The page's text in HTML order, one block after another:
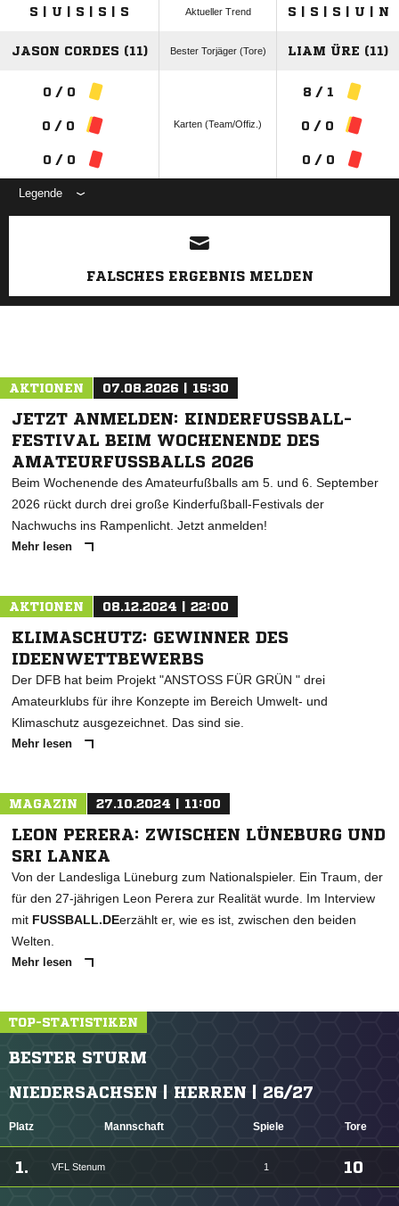
S | U | S | S | S Aktueller Trend S | S | S | U | N
JASON CORDES (11) Bester Torjäger (Tore) LIAM ÜRE (11)
0 / 0
0 / 0
0 / 0
Karten (Team/Offiz.)
8 / 1
0 / 0
0 / 0
Legende
ANZEIGE
FALSCHES ERGEBNIS MELDEN
AKTIONEN 07.08.2026 | 15:30
JETZT ANMELDEN: KINDERFUSSBALL-F
ESTIVAL BEIM WOCHENENDE DES A
MATEURFUSSBALLS 2026
Beim Wochenende des Amateurfußballs am 5. und 6. September
2026 rückt durch drei große Kinderfußball-Festivals der
Nachwuchs ins Rampenlicht. Jetzt anmelden!
Mehr lesen
AKTIONEN 08.12.2024 | 22:00
KLIMASCHUTZ: GEWINNER DES
IDEENWETTBEWERBS
Der DFB hat beim Projekt "ANSTOSS FÜR GRÜN " drei
Amateurklubs für ihre Konzepte im Bereich Umwelt- und
Klimaschutz ausgezeichnet. Das sind sie.
Mehr lesen
MAGAZIN 27.10.2024 | 11:00
LEON PERERA: ZWISCHEN LÜNEBURG UND
SRI LANKA
Von der Landesliga Lüneburg zum Nationalspieler. Ein Traum, der
für den 27-jährigen Leon Perera zur Realität wurde. Im Interview
mit FUSSBALL.DEerzählt er, wie es ist, zwischen den beiden
Welten.
Mehr lesen
TOP-STATISTIKEN
BESTER STURM
NIEDERSACHSEN | HERREN | 26/27
Platz Mannschaft Spiele Tore
1. VFL Stenum 1 10